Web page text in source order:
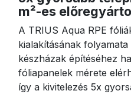
m²-es
A TRIUS Aqua RPE
kialakításának folyamata
készházak építéséhez
fóliapanelek mérete
így a kivitelezés 5x